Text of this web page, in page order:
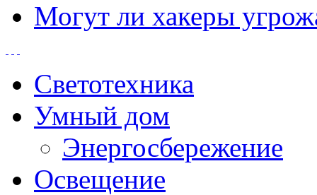
Могут ли хакеры
Светотехника
Умный дом
Энергосбережение
Освещение